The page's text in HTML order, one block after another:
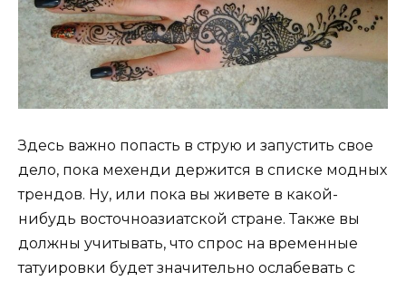
Здесь важно попасть в струю и запустить свое
дело, пока мехенди держится в списке модных
трендов. Ну, или пока вы живете в какой-
нибудь восточноазиатской стране. Также вы
должны учитывать, что спрос на временные
татуировки будет значительно ослабевать с